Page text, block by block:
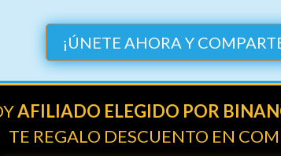
¡ÚNETE AHORA Y
AFILIADO ELEGIDO POR
TE REGALO DESCUENTO EN